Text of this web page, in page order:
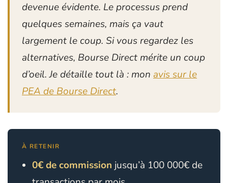
devenue évidente. Le processus prend
quelques semaines, mais ça vaut
largement le coup. Si vous regardez les
alternatives, Bourse Direct mérite un coup
d’oeil. Je détaille tout là : mon avis sur le
PEA de Bourse Direct.
À RETENIR
0€ de commission jusqu’à 100 000€ de